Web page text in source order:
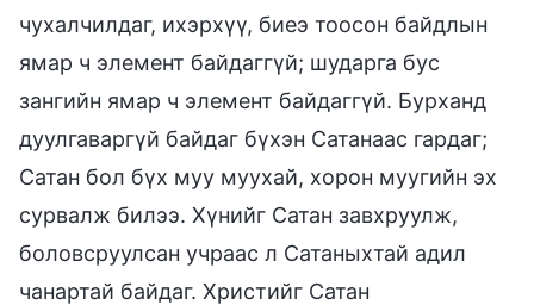
чухалчилдаг, ихэрхүү, биеэ тоосон байдлын
ямар ч элемент байдаггүй; шударга бус
зангийн ямар ч элемент байдаггүй. Бурханд
дуулгаваргүй байдаг бүхэн Сатанаас гардаг;
Сатан бол бүх муу муухай, хорон муугийн эх
сурвалж билээ. Хүнийг Сатан завхруулж,
боловсруулсан учраас л Сатаныхтай адил
чанартай байдаг. Христийг Сатан